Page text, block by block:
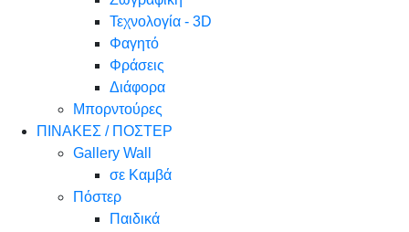
Τεχνολογία - 3D
Φαγητό
Φράσεις
Διάφορα
Μπορντούρες
ΠΙΝΑΚΕΣ / ΠΟΣΤΕΡ
Gallery Wall
σε Καμβά
Πόστερ
Παιδικά